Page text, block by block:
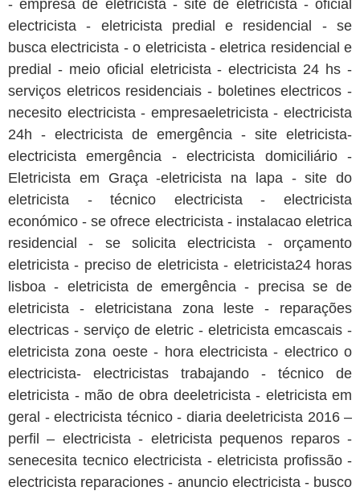
- empresa de eletricista - site de eletricista - oficial
electricista - eletricista predial e residencial - se
busca electricista - o eletricista - eletrica residencial e
predial - meio oficial eletricista - electricista 24 hs -
serviços eletricos residenciais - boletines electricos -
necesito electricista - empresaeletricista - electricista
24h - electricista de emergência - site eletricista-
electricista emergência - electricista domiciliário -
Eletricista em Graça -eletricista na lapa - site do
eletricista - técnico electricista - electricista
económico - se ofrece electricista - instalacao eletrica
residencial - se solicita electricista - orçamento
eletricista - preciso de eletricista - eletricista24 horas
lisboa - eletricista de emergência - precisa se de
eletricista - eletricistana zona leste - reparações
electricas - serviço de eletric - eletricista emcascais -
eletricista zona oeste - hora electricista - electrico o
electricista- electricistas trabajando - técnico de
eletricista - mão de obra deeletricista - eletricista em
geral - electricista técnico - diaria deeletricista 2016 –
perfil – electricista - eletricista pequenos reparos -
senecesita tecnico electricista - eletricista profissão -
electricista reparaciones - anuncio electricista - busco